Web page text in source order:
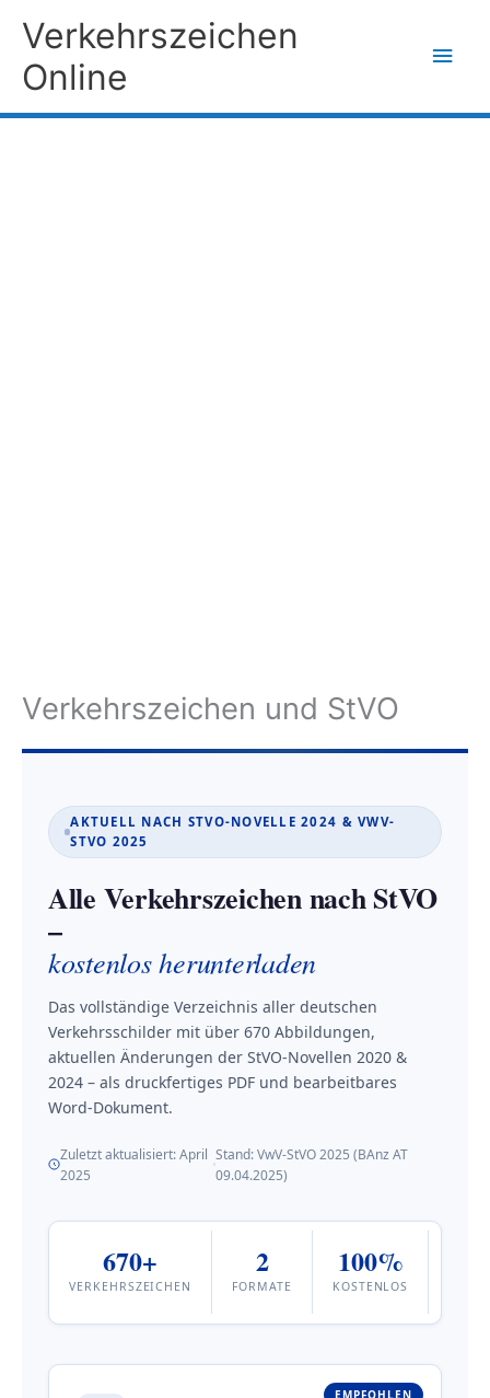
Inhalt
springen
Verkehrszeichen
Online
Verkehrszeichen und StVO
AKTUELL NACH STVO-NOVELLE 2024 & VWV-
STVO 2025
Alle Verkehrszeichen nach StVO
–
kostenlos herunterladen
Das vollständige Verzeichnis aller deutschen
Verkehrsschilder mit über 670 Abbildungen,
aktuellen Änderungen der StVO-Novellen 2020 &
2024 – als druckfertiges PDF und bearbeitbares
Word-Dokument.
Zuletzt aktualisiert: April
2025
Stand: VwV-StVO 2025 (BAnz AT
09.04.2025)
670+
VERKEHRSZEICHEN
2
FORMATE
100%
KOSTENLOS
EMPFOHLEN